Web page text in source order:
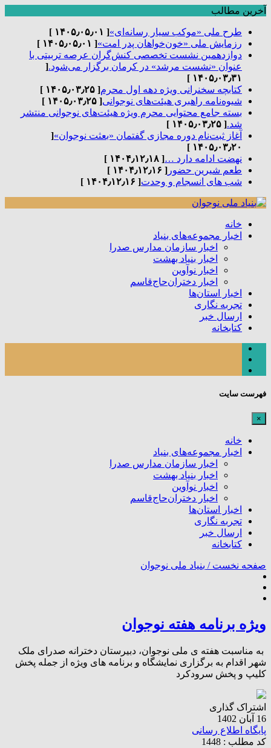
آخرین مطالب
طرح ملی «موکب سیار رسانه‌ای»[ ۱۴۰۵٫۰۵٫۰۱ ]
رزمایش ملی «خون‌خواهان پدر امت»[ ۱۴۰۵٫۰۵٫۰۱ ]
دوازدهمین نشست تخصصی کنش‌گران عرصه تربیتی با
عنوان «نشست مرشد» در کرمان برگزار می‌شود.[
۱۴۰۵٫۰۳٫۳۱ ]
کتابچه سخنرانی ویژه دهه اول محرم[ ۱۴۰۵٫۰۳٫۲۵ ]
شیوه‌نامه راهبری هیئت‌های نوجوانی[ ۱۴۰۵٫۰۳٫۲۵ ]
بسته جامع محتوایی محرم ویژه هیئت‌های نوجوانی منتشر
شد.[ ۱۴۰۵٫۰۳٫۲۵ ]
آغاز ثبت‌نام دوره مجازی گفتمان «بعثت نوجوان»[
۱۴۰۵٫۰۳٫۲۰ ]
نهضت ادامه دارد …[ ۱۴۰۴٫۱۲٫۱۸ ]
طعم شیرین حضور [ ۱۴۰۴٫۱۲٫۱۶ ]
شب های انسجام و وحدت[ ۱۴۰۴٫۱۲٫۱۶ ]
خانه
اخبار مجموعه‌های بنیاد
اخبار سازمان مدارس صدرا
اخبار بنیاد بهشت
اخبار نوآوین
اخبار دختران‌حاج‌قاسم
اخبار استان‌ها
تجربه نگاری
ارسال خبر
کتابخانه
فهرست سایت
×
خانه
اخبار مجموعه‌های بنیاد
اخبار سازمان مدارس صدرا
اخبار بنیاد بهشت
اخبار نوآوین
اخبار دختران‌حاج‌قاسم
اخبار استان‌ها
تجربه نگاری
ارسال خبر
کتابخانه
صفحه نخست / بنیاد ملی نوجوان
ویژه برنامه هفته نوجوان
به مناسبت هفته ی ملی نوجوان، دبیرستان دخترانه صدرای ملک
شهر اقدام به برگزاری نمایشگاه و برنامه های ویژه از جمله پخش
کلیپ و پخش سرودکرد
اشتراک گذاری
16 آبان 1402
پایگاه اطلاع رسانی
کد مطلب : 1448